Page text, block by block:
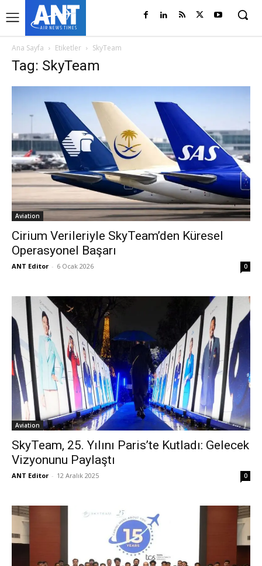
Ana Sayfa Etiketler SkyTeam
Tag: SkyTeam
Aviation
Cirium Verileriyle SkyTeam’den Küresel
Operasyonel Başarı
ANT Editor - 6 Ocak 2026 0
Aviation
SkyTeam, 25. Yılını Paris’te Kutladı: Gelecek
Vizyonunu Paylaştı
ANT Editor - 12 Aralık 2025 0